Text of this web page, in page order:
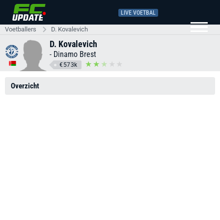
LIVE VOETBAL
Voetballers D. Kovalevich
D. Kovalevich
- Dinamo Brest
€573k
Overzicht